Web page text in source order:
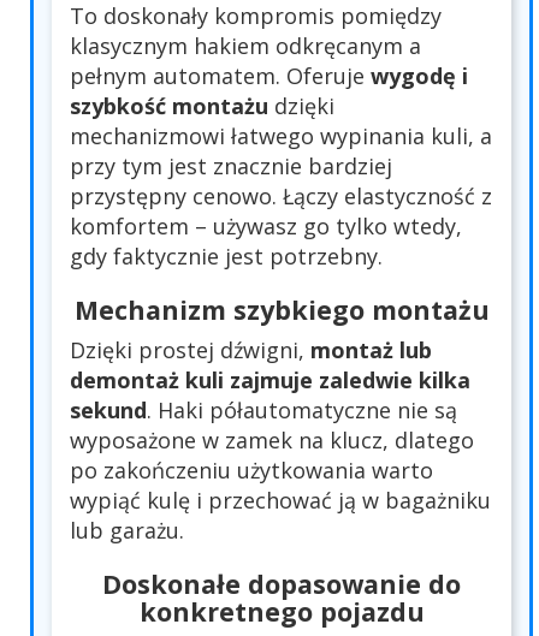
To doskonały kompromis pomiędzy
klasycznym hakiem odkręcanym a
pełnym automatem. Oferuje wygodę i
szybkość montażu dzięki
mechanizmowi łatwego wypinania kuli, a
przy tym jest znacznie bardziej
przystępny cenowo. Łączy elastyczność z
komfortem – używasz go tylko wtedy,
gdy faktycznie jest potrzebny.
Mechanizm szybkiego montażu
Dzięki prostej dźwigni, montaż lub
demontaż kuli zajmuje zaledwie kilka
sekund. Haki półautomatyczne nie są
wyposażone w zamek na klucz, dlatego
po zakończeniu użytkowania warto
wypiąć kulę i przechować ją w bagażniku
lub garażu.
Doskonałe dopasowanie do
konkretnego pojazdu